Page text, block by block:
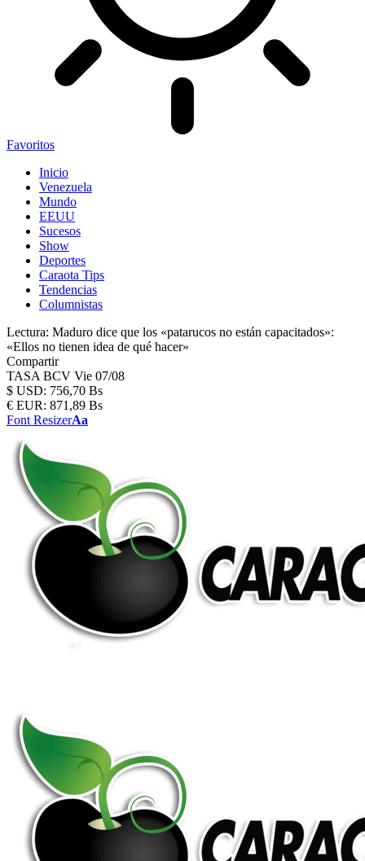
Favoritos
Inicio
Venezuela
Mundo
EEUU
Sucesos
Show
Deportes
Caraota Tips
Tendencias
Columnistas
Lectura: Maduro dice que los «patarucos no están capacitados»:
«Ellos no tienen idea de qué hacer»
Compartir
TASA BCV Vie 07/08
$ USD: 756,70 Bs
€ EUR: 871,89 Bs
Font ResizerAa